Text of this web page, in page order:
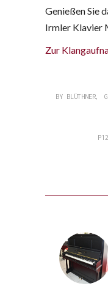
Genießen Sie
Irmler Klavier
Zur
BY BLÜTHNER,